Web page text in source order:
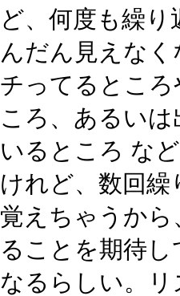
ど、何度も繰
んだん見えな
チってるとこ
ころ、あるい
いるところ な
けれど、数回
覚えちゃうか
ることを期待
なるらしい。